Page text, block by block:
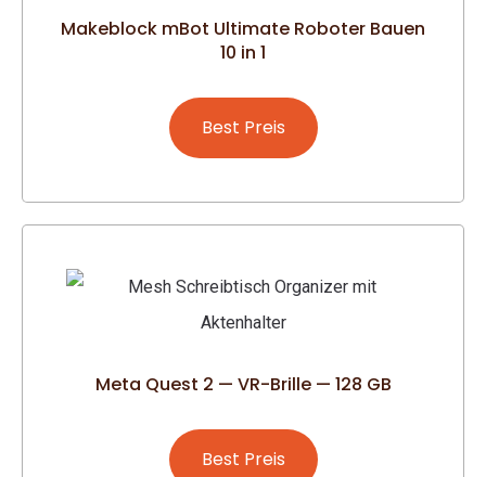
Makeblock mBot Ultimate Roboter Bauen
10 in 1
Best Preis
Meta Quest 2 — VR-Brille — 128 GB
Best Preis